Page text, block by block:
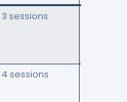
3 sessions
4 sessions